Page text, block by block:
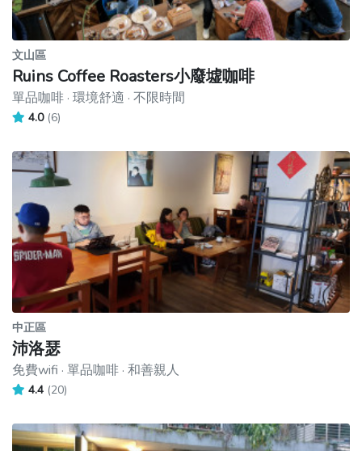
文山區
Ruins Coffee Roasters小廢墟咖啡
單品咖啡 · 環境舒適 · 不限時間
4.0 (6)
中正區
沛洛瑟
免費wifi · 單品咖啡 · 和善親人
4.4 (20)